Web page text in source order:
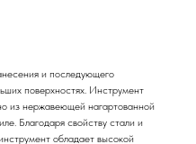
и последующего
поверхностях. Инструмент
из нержавеющей нагартованной
Благодаря свойству стали и
обладает высокой